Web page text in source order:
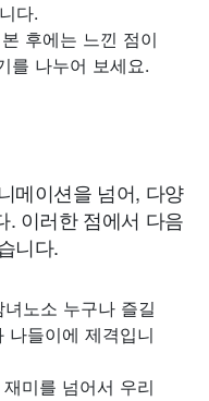
다.
후에는 느낀 점이
를 나누어 보세요.
메이션을 넘어, 다양
. 이러한 점에서 다음
니다.
녀노소 누구나 즐길
나들이에 제격입니
미를 넘어서 우리